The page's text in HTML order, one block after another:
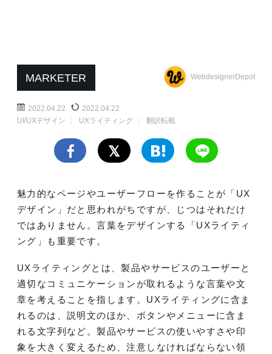
MARKETER WebdesignerDepot
2022.04.22
2022.04.22
UI/UXデザイン
UXライティング 翻訳転載
魅力的なページやユーザーフローを作ることが「UX
デザイン」だと思われがちですが、じつはそれだけ
ではありません。言葉をデザインする「UXライティ
ング」も重要です。
UXライティングとは、製品やサービスのユーザーと
適切なコミュニケーションが取れるような言葉や文
章を考えることを指します。UXライティングに含ま
れるのは、説明文のほか、ボタンやメニューに含ま
れる文字列など。製品やサービスの使いやすさや印
象を大きく変えるため、注意しなければならない領